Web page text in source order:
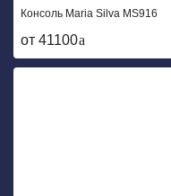
Консоль Maria Silva MS916
от 41100